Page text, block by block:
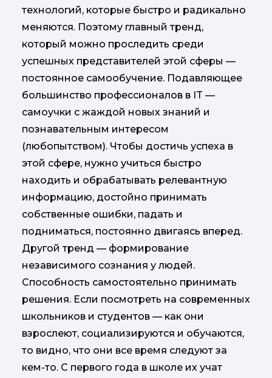
технологий, которые быстро и радикально
меняются. Поэтому главный тренд,
который можно проследить среди
успешных представителей этой сферы —
постоянное самообучение. Подавляющее
большинство профессионалов в IT —
самоучки с жаждой новых знаний и
познавательным интересом
(любопытством). Чтобы достичь успеха в
этой сфере, нужно учиться быстро
находить и обрабатывать релевантную
информацию, достойно принимать
собственные ошибки, падать и
подниматься, постоянно двигаясь вперед.
Другой тренд — формирование
независимого сознания у людей.
Способность самостоятельно принимать
решения. Если посмотреть на современных
школьников и студентов — как они
взрослеют, социализируются и обучаются,
то видно, что они все время следуют за
кем-то. С первого года в школе их учат